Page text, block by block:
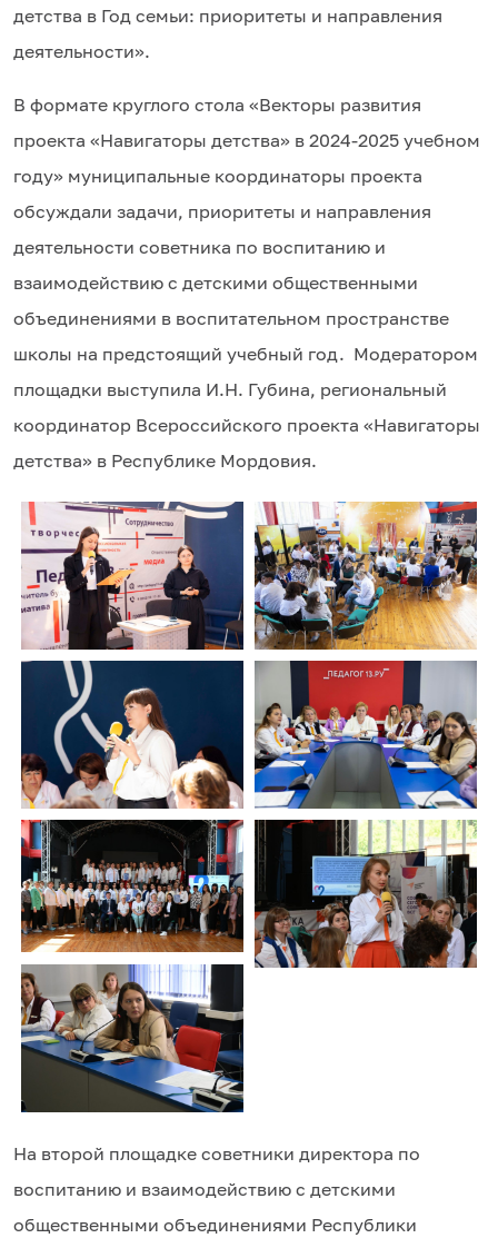
детства в Год семьи: приоритеты и направления
деятельности».
В формате круглого стола «Векторы развития
проекта «Навигаторы детства» в 2024-2025 учебном
году» муниципальные координаторы проекта
обсуждали задачи, приоритеты и направления
деятельности советника по воспитанию и
взаимодействию с детскими общественными
объединениями в воспитательном пространстве
школы на предстоящий учебный год. Модератором
площадки выступила И.Н. Губина, региональный
координатор Всероссийского проекта «Навигаторы
детства» в Республике Мордовия.
На второй площадке советники директора по
воспитанию и взаимодействию с детскими
общественными объединениями Республики